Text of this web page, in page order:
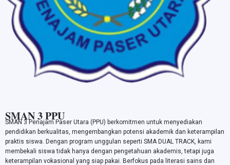
SMAN 3 PPU
SMAN 3 Penajam Paser Utara (PPU) berkomitmen untuk menyediakan
pendidikan berkualitas, mengembangkan potensi akademik dan keterampilan
praktis siswa. Dengan program unggulan seperti SMA DUAL TRACK, kami
membekali siswa tidak hanya dengan pengetahuan akademis, tetapi juga
keterampilan vokasional yang siap pakai. Berfokus pada literasi sains dan